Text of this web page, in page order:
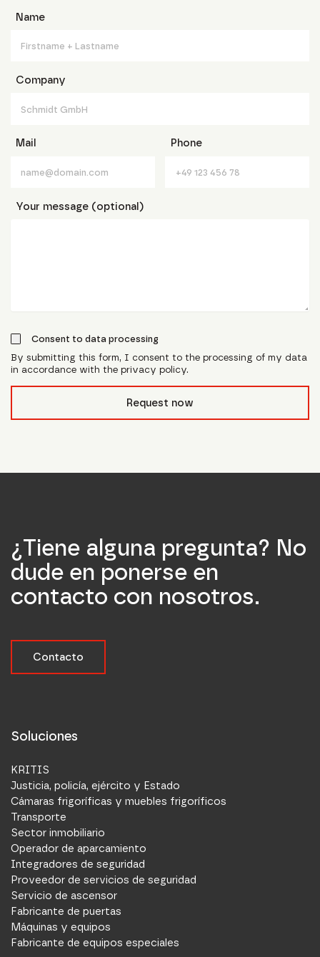
Name
Company
Mail Phone
Your message (optional)
Consent to data processing
By submitting this form, I consent to the processing of my data
in accordance with the privacy policy.
Request now
¿Tiene alguna pregunta? No
dude en ponerse en
contacto con nosotros.
Contacto
Soluciones
KRITIS
Justicia, policía, ejército y Estado
Cámaras frigoríficas y muebles frigoríficos
Transporte
Sector inmobiliario
Operador de aparcamiento
Integradores de seguridad
Proveedor de servicios de seguridad
Servicio de ascensor
Fabricante de puertas
Máquinas y equipos
Fabricante de equipos especiales